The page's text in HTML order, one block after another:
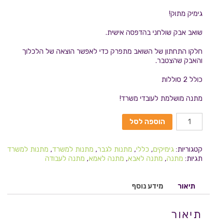
גימיק מתוק!
שואב אבק שולחני בהדפסה אישית.
חלקו התחתון של השואב מתפרק כדי לאפשר הוצאה של הלכלוך
והאבק שהצטבר.
כולל 2 סוללות
מתנה מושלמת לעובדי משרד!
הוספה לסל
קטגוריות: גימיקים, כללי, מתנות לגבר, מתנות למשרד, מתנות למשרד
תגיות: מתנה, מתנה לאבא, מתנה לאמא, מתנה לעבודה
תיאור מידע נוסף
תיאור